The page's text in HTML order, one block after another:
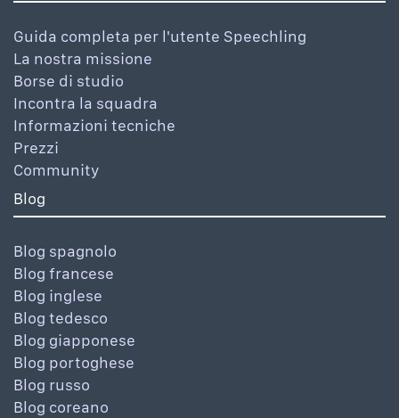
Guida completa per l'utente Speechling
La nostra missione
Borse di studio
Incontra la squadra
Informazioni tecniche
Prezzi
Community
Blog
Blog spagnolo
Blog francese
Blog inglese
Blog tedesco
Blog giapponese
Blog portoghese
Blog russo
Blog coreano